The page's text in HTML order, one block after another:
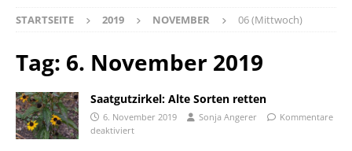
STARTSEITE 2019 NOVEMBER 06 (Mittwoch)
Tag: 6. November 2019
Saatgutzirkel: Alte Sorten retten
6. November 2019 Sonja Angerer
Kommentare
deaktiviert